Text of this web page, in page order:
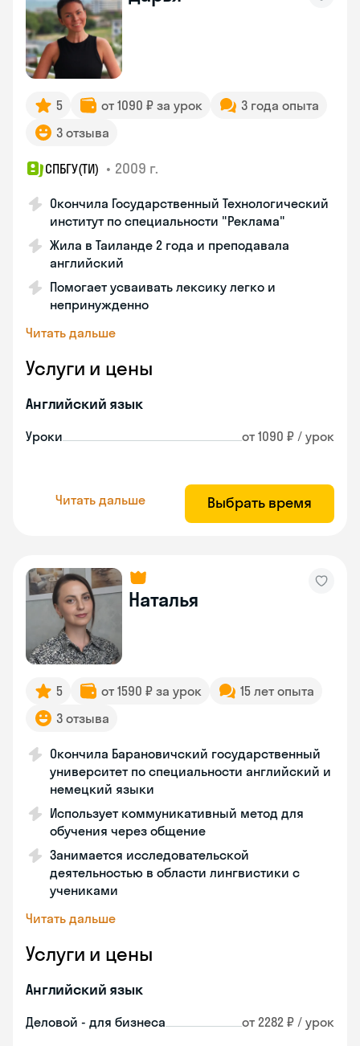
5 от 1090 ₽ за урок
3 года опыта
3 отзыва
СПБГУ(ТИ) • 2009 г.
Окончила Государственный Технологический
институт по специальности "Реклама"
Жила в Таиланде 2 года и преподавала
английский
Помогает усваивать лексику легко и
непринужденно
Читать дальше
Услуги и цены
Английский язык
Уроки от 1090 ₽ / урок
Читать дальше Выбрать время
Наталья
5 от 1590 ₽ за урок
15 лет опыта
3 отзыва
Окончила Барановичский государственный
университет по специальности английский и
немецкий языки
Использует коммуникативный метод для
обучения через общение
Занимается исследовательской
деятельностью в области лингвистики с
учениками
Читать дальше
Услуги и цены
Английский язык
Деловой - для бизнеса от 2282 ₽ / урок